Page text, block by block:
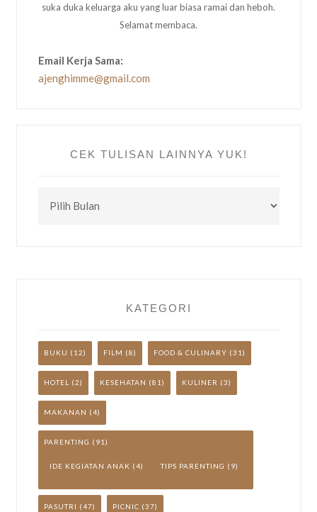
suka duka keluarga aku yang luar biasa ramai dan heboh.
Selamat membaca.
Email Kerja Sama:
ajenghimme@gmail.com
CEK TULISAN LAINNYA YUK!
TULISAN
KATEGORI
BUKU (12) FILM (8) FOOD & CULINARY (31)
HOTEL (2) KESEHATAN (81) KULINER (3)
MAKANAN (4)
PARENTING (91)
IDE KEGIATAN ANAK (4) TIPS PARENTING (9)
PASUTRI (47) PICNIC (37)